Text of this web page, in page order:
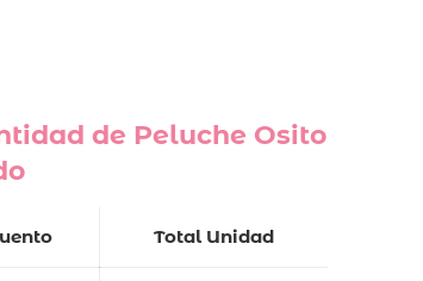
de Peluche Osito
Total Unidad